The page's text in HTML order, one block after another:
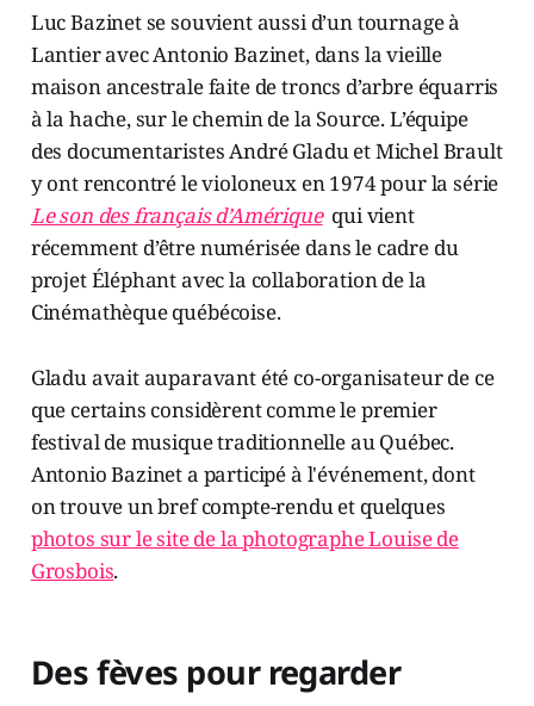
Luc Bazinet se souvient aussi d’un tournage à
Lantier avec Antonio Bazinet, dans la vieille
maison ancestrale faite de troncs d’arbre équarris
à la hache, sur le chemin de la Source. L’équipe
des documentaristes André Gladu et Michel Brault
y ont rencontré le violoneux en 1974 pour la série
Le son des français d’Amériquequi vient
récemment d’être numérisée dans le cadre du
projet Éléphant avec la collaboration de la
Cinémathèque québécoise.
Gladu avait auparavant été co-organisateur de ce
que certains considèrent comme le premier
festival de musique traditionnelle au Québec.
Antonio Bazinet a participé à l'événement, dont
on trouve un bref compte-rendu et quelques
photos sur le site de la photographe Louise de
Grosbois.
Des fèves pour regarder